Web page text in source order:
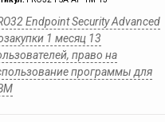
Endpoint Security Advanced
1 месяц 13
право на
программы для